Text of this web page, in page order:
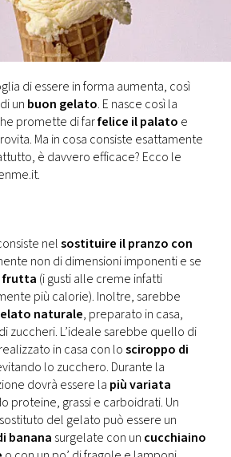
di essere in forma aumenta, così
un buon gelato. E nasce così la
promette di farfelice il palato e
Ma in cosa consiste esattamente
è davvero efficace? Ecco le
nelsostituire il pranzo con
non di dimensioni imponenti e se
frutta (i gusti alle creme infatti
più calorie). Inoltre, sarebbe
naturale, preparato in casa,
zuccheri. L’ideale sarebbe quello di
in casa con losciroppo di
lo zucchero. Durante la
dovrà essere la più variata
proteine, grassi e carboidrati. Un
del gelato può essere un
banana surgelate con un cucchiaino